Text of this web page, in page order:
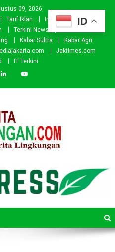
09, 2026
Tarif Iklan Investor
Donasi
Terkini News
Kabar.id
Kabar Sultra
Kabar Agri
Jaktimes.com
IT Terkini
ID